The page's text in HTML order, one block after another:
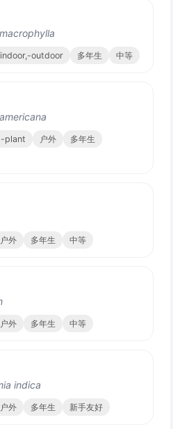
indoor,-outdoor 多年生 中等
plant 户外
多年生
户外 多年生 中等
户外 多年生 中等
indica
户外 多年生 新手友好